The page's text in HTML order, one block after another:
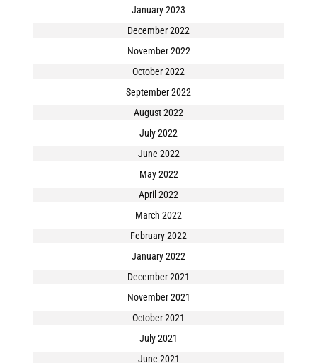
January 2023
December 2022
November 2022
October 2022
September 2022
August 2022
July 2022
June 2022
May 2022
April 2022
March 2022
February 2022
January 2022
December 2021
November 2021
October 2021
July 2021
June 2021